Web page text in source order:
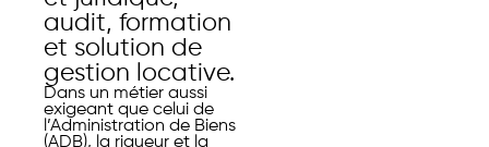
audit, formation
et solution de
gestion locative.
Dans un métier aussi
exigeant que celui de
l’Administration de Biens
(ADB), la rigueur et la